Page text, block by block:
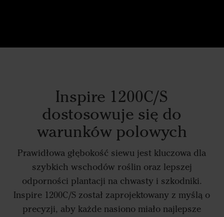
Inspire 1200C/S
dostosowuje się do
warunków polowych
Prawidłowa głębokość siewu jest kluczowa dla
szybkich wschodów roślin oraz lepszej
odporności plantacji na chwasty i szkodniki.
Inspire 1200C/S został zaprojektowany z myślą o
precyzji, aby każde nasiono miało najlepsze